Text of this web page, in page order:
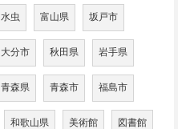
水虫 富山県 坂戸市
大分市 秋田県 岩手県
青森県 青森市 福島市
和歌山県 美術館 図書館